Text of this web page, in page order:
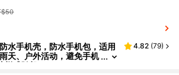
水手机壳，防水手机包，适用
天、户外活动，避免手机
式随机）
4.82 (79)